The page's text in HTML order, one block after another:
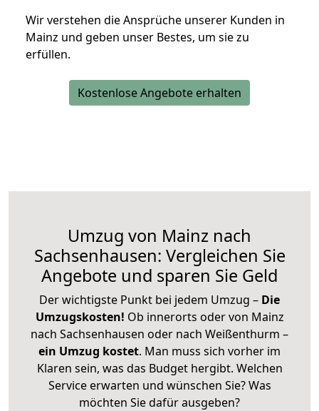
Wir verstehen die Ansprüche unserer Kunden in
Mainz und geben unser Bestes, um sie zu
erfüllen.
Kostenlose Angebote erhalten
Umzug von Mainz nach
Sachsenhausen: Vergleichen Sie
Angebote und sparen Sie Geld
Der wichtigste Punkt bei jedem Umzug – Die
Umzugskosten! Ob innerorts oder von Mainz
nach Sachsenhausen oder nach Weißenthurm –
ein Umzug kostet. Man muss sich vorher im
Klaren sein, was das Budget hergibt. Welchen
Service erwarten und wünschen Sie? Was
möchten Sie dafür ausgeben?